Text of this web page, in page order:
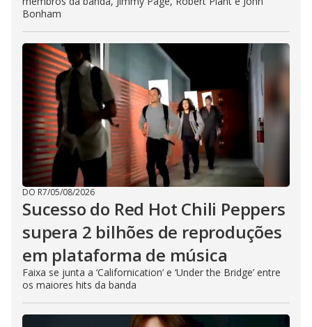
Bonham
DO R7/05/08/2026
Sucesso do Red Hot Chili Peppers
supera 2 bilhões de reproduções
em plataforma de música
Faixa se junta a ‘Californication’ e ‘Under the Bridge’ entre
os maiores hits da banda